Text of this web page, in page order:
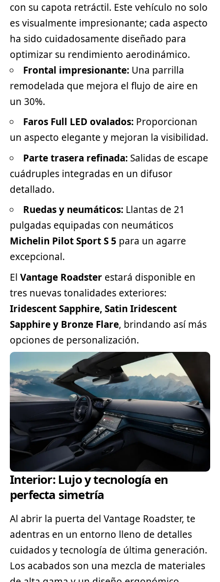
con su capota retráctil. Este vehículo no solo
es visualmente impresionante; cada aspecto
ha sido cuidadosamente diseñado para
optimizar su rendimiento aerodinámico.
Frontal impresionante: Una parrilla
remodelada que mejora el flujo de aire en
un 30%.
Faros Full LED ovalados: Proporcionan
un aspecto elegante y mejoran la visibilidad.
Parte trasera refinada: Salidas de escape
cuádruples integradas en un difusor
detallado.
Ruedas y neumáticos: Llantas de 21
pulgadas equipadas con neumáticos
Michelin Pilot Sport S 5 para un agarre
excepcional.
El Vantage Roadster estará disponible en
tres nuevas tonalidades exteriores:
Iridescent Sapphire, Satin Iridescent
Sapphire y Bronze Flare, brindando así más
opciones de personalización.
Interior: Lujo y tecnología en
perfecta simetría
Al abrir la puerta del Vantage Roadster, te
adentras en un entorno lleno de detalles
cuidados y tecnología de última generación.
Los acabados son una mezcla de materiales